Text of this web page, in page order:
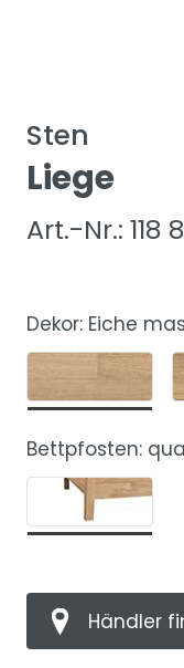
Sten
Liege
Art.-Nr.: 118
Dekor: Eiche
Bettpfosten:
Händler